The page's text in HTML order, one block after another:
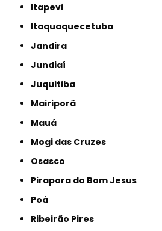
Itapevi
Itaquaquecetuba
Jandira
Jundiaí
Juquitiba
Mairiporã
Mauá
Mogi das Cruzes
Osasco
Pirapora do Bom Jesus
Poá
Ribeirão Pires